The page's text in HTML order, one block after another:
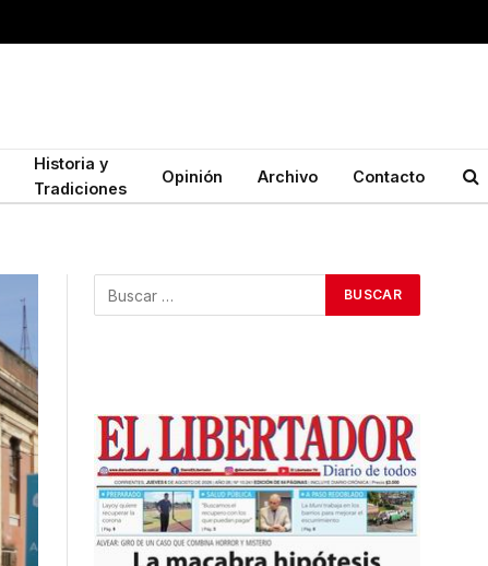
Historia y
Tradiciones
Opinión Archivo Contacto